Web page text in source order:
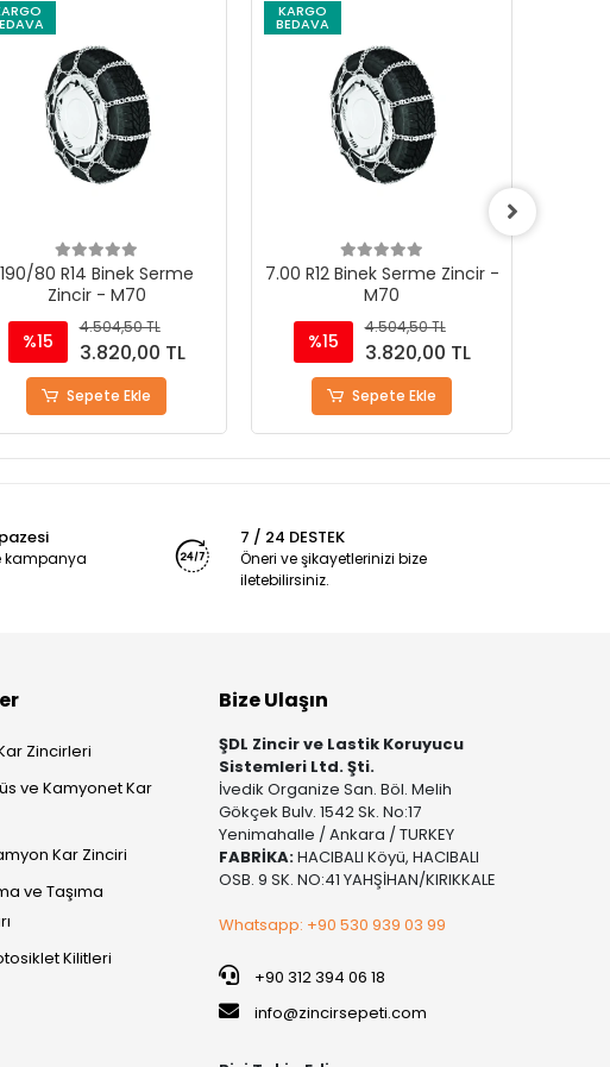
R12 Binek Serme Zincir -
M70
%15
4.504,50 TL
3.820,00 TL
Sepete Ekle
KARGO
BEDAVA
6.10R12 Binek Serme Zincir -
M20
%15
3.601,00 TL
3.055,00 TL
Sepete Ekle
kampanya
7 / 24 DESTEK
Öneri ve şikayetlerinizi bize
iletebilirsiniz.
Zincirleri
ve Kamyonet Kar
Kar Zinciri
ve Taşıma
Kilitleri
Bize Ulaşın
ŞDL Zincir ve Lastik Koruyucu
Sistemleri Ltd. Şti.
İvedik Organize San. Böl. Melih
Gökçek Bulv. 1542 Sk. No:17
Yenimahalle / Ankara / TURKEY
FABRİKA:HACIBALI Köyü, HACIBALI
OSB. 9 SK. NO:41 YAHŞİHAN/KIRIKKALE
Whatsapp: +90 530 939 03 99
+90 312 394 06 18
info@zincirsepeti.com